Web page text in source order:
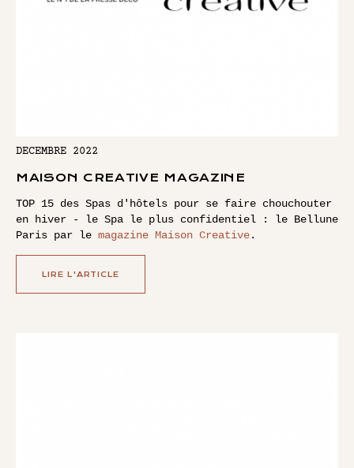
DECEMBRE 2022
MAISON CREATIVE MAGAZINE
TOP 15 des Spas d'hôtels pour se faire chouchouter
en hiver - le Spa le plus confidentiel : le Bellune
Paris par le magazine Maison Creative.
LIRE L'ARTICLE